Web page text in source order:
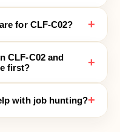
for CLF-C02? +
CLF-C02 and
first?
+
with job hunting?+